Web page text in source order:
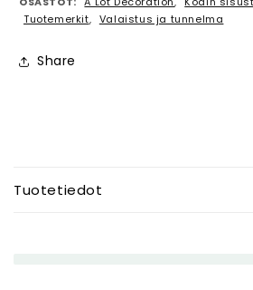
Tuotemerkit, Valaistus ja tunnelma
Share
e
Tuotetiedot